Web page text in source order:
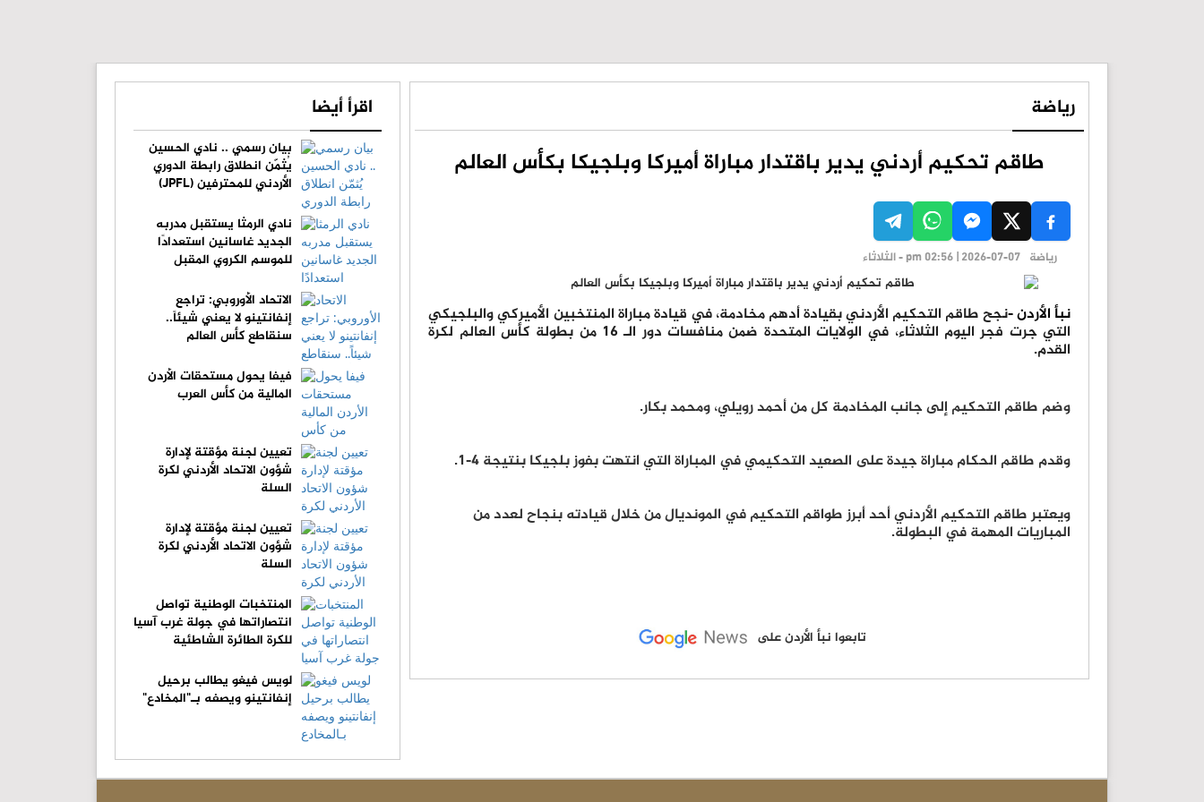
رياضة
طاقم تحكيم أردني يدير باقتدار مباراة أميركا وبلجيكا بكأس العالم
رياضة pm 02:56 | 2026-07-07 - الثلاثاء
نبأ الأردن -نجح طاقم التحكيم الأردني بقيادة أدهم مخادمة، في قيادة مباراة المنتخبين الأميركي والبلجيكي
التي جرت فجر اليوم الثلاثاء، في الولايات المتحدة ضمن منافسات دور الـ 16 من بطولة كأس العالم لكرة
القدم.
وضم طاقم التحكيم إلى جانب المخادمة كل من أحمد رويلي، ومحمد بكار.
وقدم طاقم الحكام مباراة جيدة على الصعيد التحكيمي في المباراة التي انتهت بفوز بلجيكا بنتيجة 4-1.
ويعتبر طاقم التحكيم الأردني أحد أبرز طواقم التحكيم في المونديال من خلال قيادته بنجاح لعدد من
المباريات المهمة في البطولة.
تابعوا نبأ الأردن على
اقرأ أيضا
بيان رسمي .. نادي الحسين
يُثمّن انطلاق رابطة الدوري
الأردني للمحترفين (JPFL)
نادي الرمثا يستقبل مدربه
الجديد غاسانين استعدادًا
للموسم الكروي المقبل
الاتحاد الأوروبي: تراجع
إنفانتينو لا يعني شيئاً..
سنقاطع كأس العالم
فيفا يحول مستحقات الأردن
المالية من كأس العرب
تعيين لجنة مؤقتة لإدارة
شؤون الاتحاد الأردني لكرة
السلة
تعيين لجنة مؤقتة لإدارة
شؤون الاتحاد الأردني لكرة
السلة
المنتخبات الوطنية تواصل
انتصاراتها في جولة غرب آسيا
للكرة الطائرة الشاطئية
لويس فيغو يطالب برحيل
إنفانتينو ويصفه بـ"المخادع"